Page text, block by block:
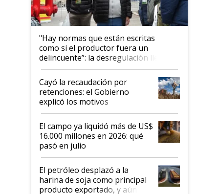
"Hay normas que están escritas
como si el productor fuera un
delincuente”: la desregulación llegó
al Congreso Aapresid y hasta se
habló del financiamiento al IPCVA
Cayó la recaudación por
retenciones: el Gobierno
explicó los motivos
El campo ya liquidó más de US$
16.000 millones en 2026: qué
pasó en julio
El petróleo desplazó a la
harina de soja como principal
producto exportado, y aún así